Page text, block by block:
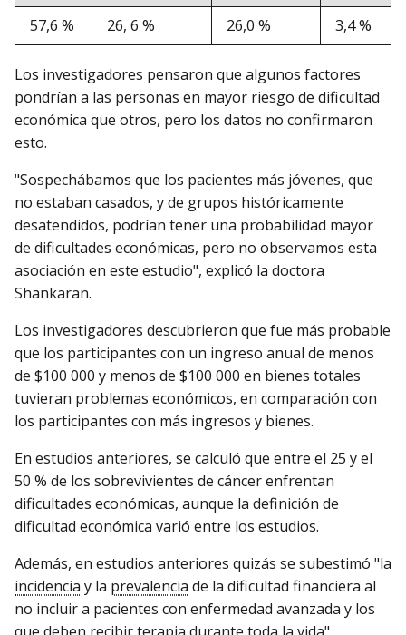
57,6 % 26, 6 % 26,0 % 3,4 %
Los investigadores pensaron que algunos factores
pondrían a las personas en mayor riesgo de dificultad
económica que otros, pero los datos no confirmaron
esto.
"Sospechábamos que los pacientes más jóvenes, que
no estaban casados, y de grupos históricamente
desatendidos, podrían tener una probabilidad mayor
de dificultades económicas, pero no observamos esta
asociación en este estudio", explicó la doctora
Shankaran.
Los investigadores descubrieron que fue más probable
que los participantes con un ingreso anual de menos
de $100 000 y menos de $100 000 en bienes totales
tuvieran problemas económicos, en comparación con
los participantes con más ingresos y bienes.
En estudios anteriores, se calculó que entre el 25 y el
50 % de los sobrevivientes de cáncer enfrentan
dificultades económicas, aunque la definición de
dificultad económica varió entre los estudios.
Además, en estudios anteriores quizás se subestimó "la
incidencia y la prevalencia de la dificultad financiera al
no incluir a pacientes con enfermedad avanzada y los